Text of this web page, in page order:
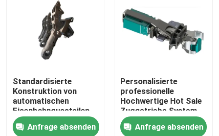
Zu Hause
Produkte
Standardisierte
Konstruktion von
automatischen
Eisenbahngussteilen
CA3
Drehzugskopplung
Anfrage absenden
Personalisierte
professionelle
Hochwertige Hot Sale
Zuggetriebe System
für die Eisenbahn
Anfrage absenden